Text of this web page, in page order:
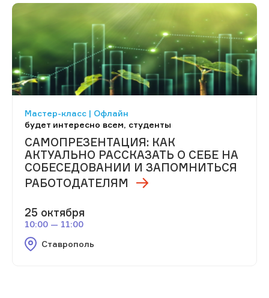
Мастер-класс | Офлайн
будет интересно всем, студенты
САМОПРЕЗЕНТАЦИЯ: КАК
АКТУАЛЬНО РАССКАЗАТЬ О СЕБЕ НА
СОБЕСЕДОВАНИИ И ЗАПОМНИТЬСЯ
РАБОТОДАТЕЛЯМ
25 октября
10:00 — 11:00
Ставрополь